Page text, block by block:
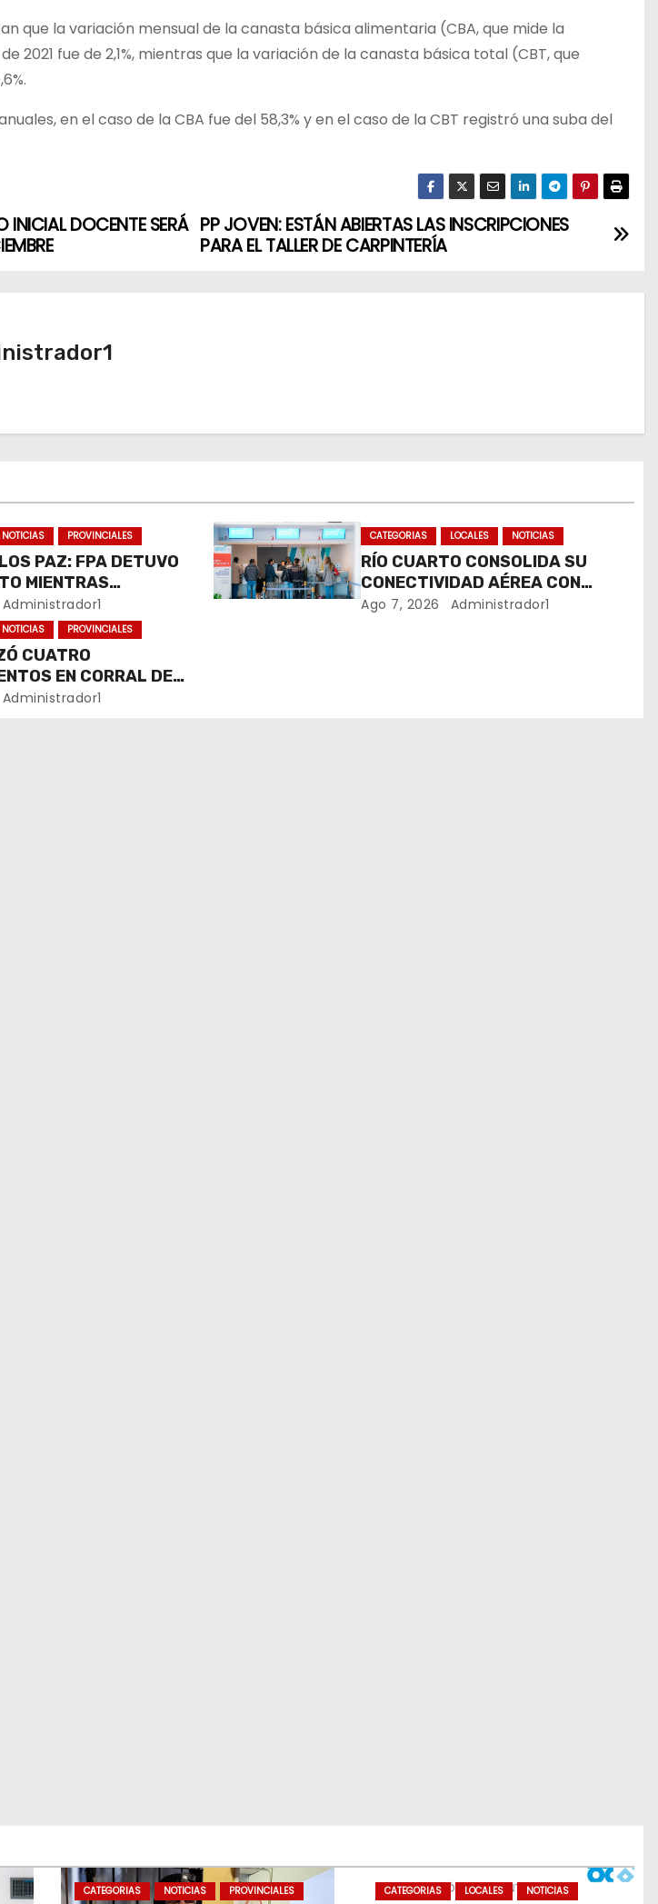
que la variación mensual de la canasta básica alimentaria (CBA, que mide la
2021 fue de 2,1%, mientras que la variación de la canasta básica total (CBT, que
en el caso de la CBA fue del 58,3% y en el caso de la CBT registró una suba del
PP JOVEN: ESTÁN ABIERTAS LAS INSCRIPCIONES
PARA EL TALLER DE CARPINTERÍA
INICIAL DOCENTE SERÁ
NOTICIAS PROVINCIALES
PAZ: FPA DETUVO
MIENTRAS
COCAÍNA Y
EN UNA PLAZA
Administrador1
CATEGORIAS LOCALES NOTICIAS
RÍO CUARTO CONSOLIDA SU
CONECTIVIDAD AÉREA CON
CUATRO VUELOS SEMANALES A
Ago 7, 2026 Administrador1
NOTICIAS PROVINCIALES
CUATRO
EN CORRAL DE
Administrador1
CATEGORIAS NOTICIAS PROVINCIALES CATEGORIAS LOCALES NOTICIAS